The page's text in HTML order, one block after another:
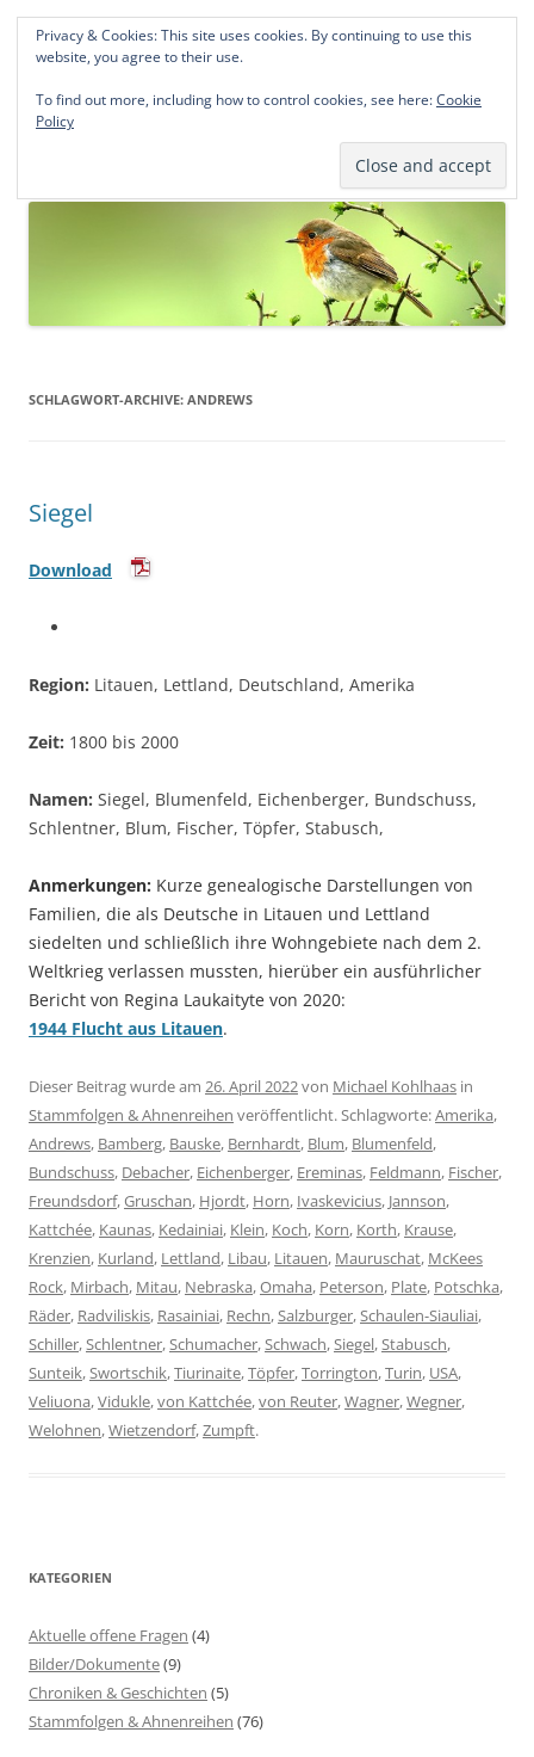
Norddeutsche Genealogien
Michael Kohlhaas und Jens Kirchhoff
springen
SCHLAGWORT-ARCHIVE: ANDREWS
Siegel
Download
Region: Litauen, Lettland, Deutschland, Amerika
Zeit: 1800 bis 2000
Namen: Siegel, Blumenfeld, Eichenberger, Bundschuss,
Schlentner, Blum, Fischer, Töpfer, Stabusch,
Anmerkungen: Kurze genealogische Darstellungen von
Familien, die als Deutsche in Litauen und Lettland
siedelten und schließlich ihre Wohngebiete nach dem 2.
Weltkrieg verlassen mussten, hierüber ein ausführlicher
Bericht von Regina Laukaityte von 2020:
1944 Flucht aus Litauen.
Dieser Beitrag wurde am 26. April 2022von Michael Kohlhaas in
Stammfolgen & Ahnenreihen veröffentlicht. Schlagworte:Amerika,
Andrews, Bamberg, Bauske, Bernhardt, Blum, Blumenfeld,
Bundschuss, Debacher, Eichenberger, Ereminas, Feldmann, Fischer,
Freundsdorf,Gruschan, Hjordt, Horn, Ivaskevicius, Jannson,
Kattchée, Kaunas, Kedainiai, Klein, Koch, Korn, Korth, Krause,
Krenzien, Kurland, Lettland, Libau, Litauen, Mauruschat, McKees
Rock, Mirbach, Mitau, Nebraska,Omaha, Peterson, Plate, Potschka,
Räder, Radviliskis, Rasainiai, Rechn,Salzburger,Schaulen-Siauliai,
Schiller,Schlentner,Schumacher,Schwach,Siegel,Stabusch,
Sunteik,Swortschik,Tiurinaite,Töpfer,Torrington,Turin, USA,
Veliuona,Vidukle,von Kattchée,von Reuter,Wagner,Wegner,
Welohnen,Wietzendorf,Zumpft.
KATEGORIEN
Aktuelle offene Fragen (4)
Bilder/Dokumente(9)
Chroniken & Geschichten (5)
Stammfolgen & Ahnenreihen (76)
Privacy & Cookies: This site uses cookies. By continuing to use this
website, you agree to their use.
To find out more, including how to control cookies, see here:Cookie
Policy